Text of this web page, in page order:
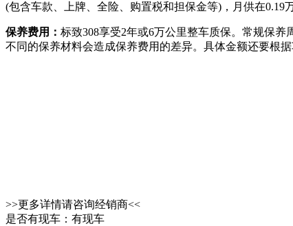
(包含车款、上牌、全险、购置税和担保金等)，月供在0.19
保养费用： 标致308享受2年或6万公里整车质保。常规保
不同的保养材料会造成保养费用的差异。具体金额还要根据
>>更多详情请咨询经销商<<
是否有现车：有现车